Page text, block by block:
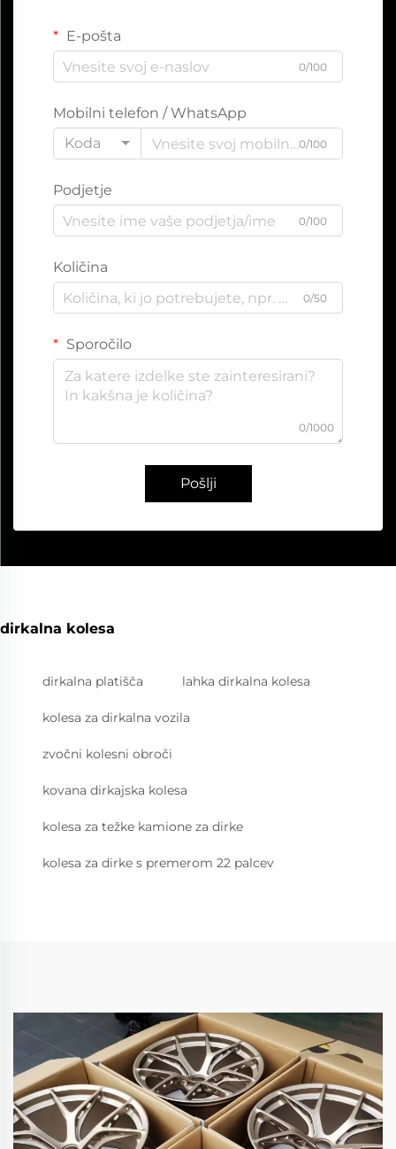
E-pošta
0/100
Mobilni telefon / WhatsApp
Koda
0/100
Podjetje
0/100
Količina
0/50
Sporočilo
0/1000
Pošlji
dirkalna kolesa
dirkalna platišča lahka dirkalna kolesa
kolesa za dirkalna vozila
zvočni kolesni obroči
kovana dirkajska kolesa
kolesa za težke kamione za dirke
kolesa za dirke s premerom 22 palcev